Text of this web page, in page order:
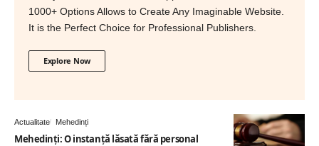
1000+ Options Allows to Create Any Imaginable Website.
It is the Perfect Choice for Professional Publishers.
Explore Now
Actualitate Mehedinți
Mehedinţi: O instanță lăsată fără personal